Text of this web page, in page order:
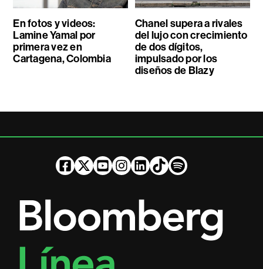
En fotos y videos:
Lamine Yamal por
primera vez en
Cartagena, Colombia
Chanel supera a rivales
del lujo con crecimiento
de dos dígitos,
impulsado por los
diseños de Blazy